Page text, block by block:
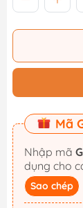
Mã
Nhập mã
dụng cho
Sao chép